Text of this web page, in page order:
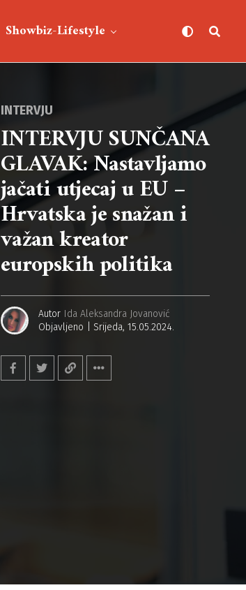
Showbiz-Lifestyle
INTERVJU
INTERVJU SUNČANA
GLAVAK: Nastavljamo
jačati utjecaj u EU –
Hrvatska je snažan i
važan kreator
europskih politika
Autor Ida Aleksandra Jovanović
Objavljeno
Srijeda, 15.05.2024.